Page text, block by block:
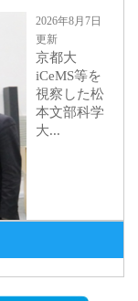
2026年8月7日
更新
京都大
iCeMS等を
視察した松
本文部科学
大...
2026年8月5日